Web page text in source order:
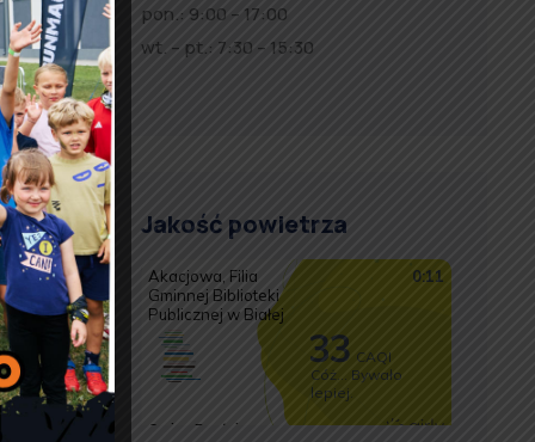
pon.: 9:00 – 17:00
wt. – pt.: 7:30 – 15:30
Jakość powietrza